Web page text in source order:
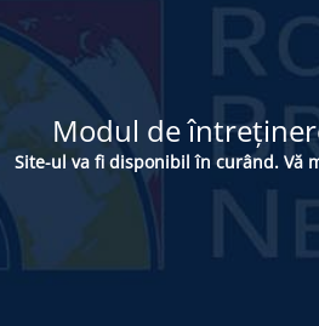
Modul de
Site-ul va fi disponibil în curând. Vă